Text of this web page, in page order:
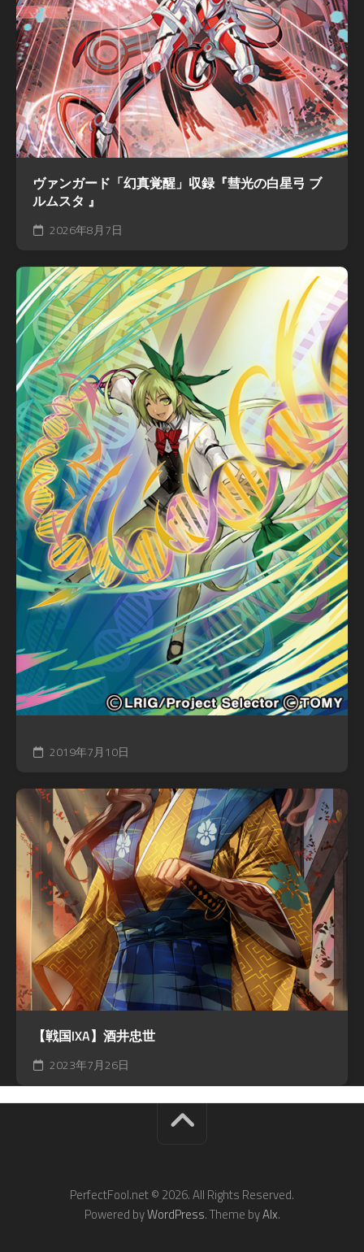
ヴァンガード「幻真覚醒」収録『彗光の白星弓 ブ
ルムスタ 』
2026年8月7日
2019年7月10日
【戦国IXA】酒井忠世
2023年7月26日
PerfectFool.net © 2026. All Rights Reserved.
Powered byWordPress. Theme byAlx.